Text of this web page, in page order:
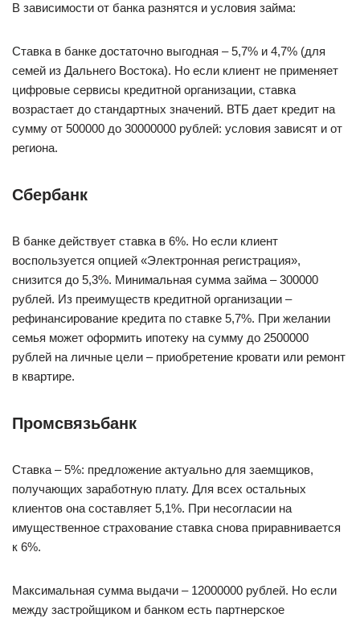
В зависимости от банка разнятся и условия займа:
Ставка в банке достаточно выгодная – 5,7% и 4,7% (для
семей из Дальнего Востока). Но если клиент не применяет
цифровые сервисы кредитной организации, ставка
возрастает до стандартных значений. ВТБ дает кредит на
сумму от 500000 до 30000000 рублей: условия зависят и от
региона.
Сбербанк
В банке действует ставка в 6%. Но если клиент
воспользуется опцией «Электронная регистрация»,
снизится до 5,3%. Минимальная сумма займа – 300000
рублей. Из преимуществ кредитной организации –
рефинансирование кредита по ставке 5,7%. При желании
семья может оформить ипотеку на сумму до 2500000
рублей на личные цели – приобретение кровати или ремонт
в квартире.
Промсвязьбанк
Ставка – 5%: предложение актуально для заемщиков,
получающих заработную плату. Для всех остальных
клиентов она составляет 5,1%. При несогласии на
имущественное страхование ставка снова приравнивается
к 6%.
Максимальная сумма выдачи – 12000000 рублей. Но если
между застройщиком и банком есть партнерское